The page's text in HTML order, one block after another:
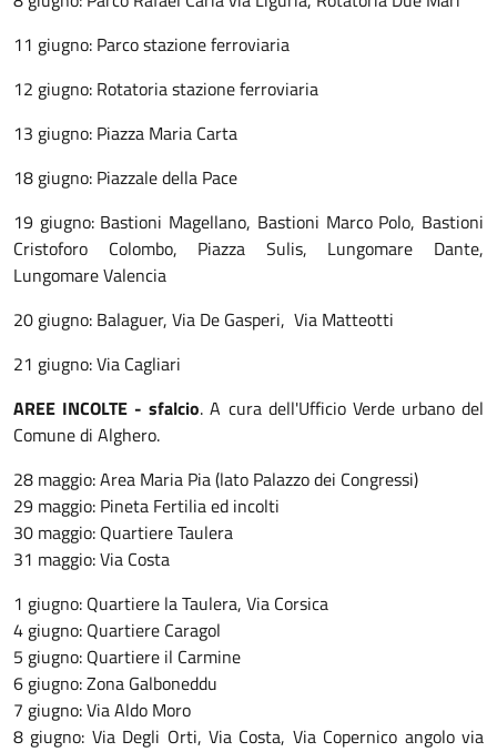
11 giugno: Parco stazione ferroviaria
12 giugno: Rotatoria stazione ferroviaria
13 giugno: Piazza Maria Carta
18 giugno: Piazzale della Pace
19 giugno: Bastioni Magellano, Bastioni Marco Polo, Bastioni
Cristoforo Colombo, Piazza Sulis, Lungomare Dante,
Lungomare Valencia
20 giugno: Balaguer, Via De Gasperi, Via Matteotti
21 giugno: Via Cagliari
AREE INCOLTE - sfalcio. A cura dell'Ufficio Verde urbano del
Comune di Alghero.
28 maggio: Area Maria Pia (lato Palazzo dei Congressi)
29 maggio: Pineta Fertilia ed incolti
30 maggio: Quartiere Taulera
31 maggio: Via Costa
1 giugno: Quartiere la Taulera, Via Corsica
4 giugno: Quartiere Caragol
5 giugno: Quartiere il Carmine
6 giugno: Zona Galboneddu
7 giugno: Via Aldo Moro
8 giugno: Via Degli Orti, Via Costa, Via Copernico angolo via